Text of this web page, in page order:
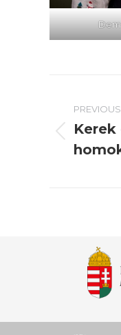
PREVIOUS
post:
Kerek